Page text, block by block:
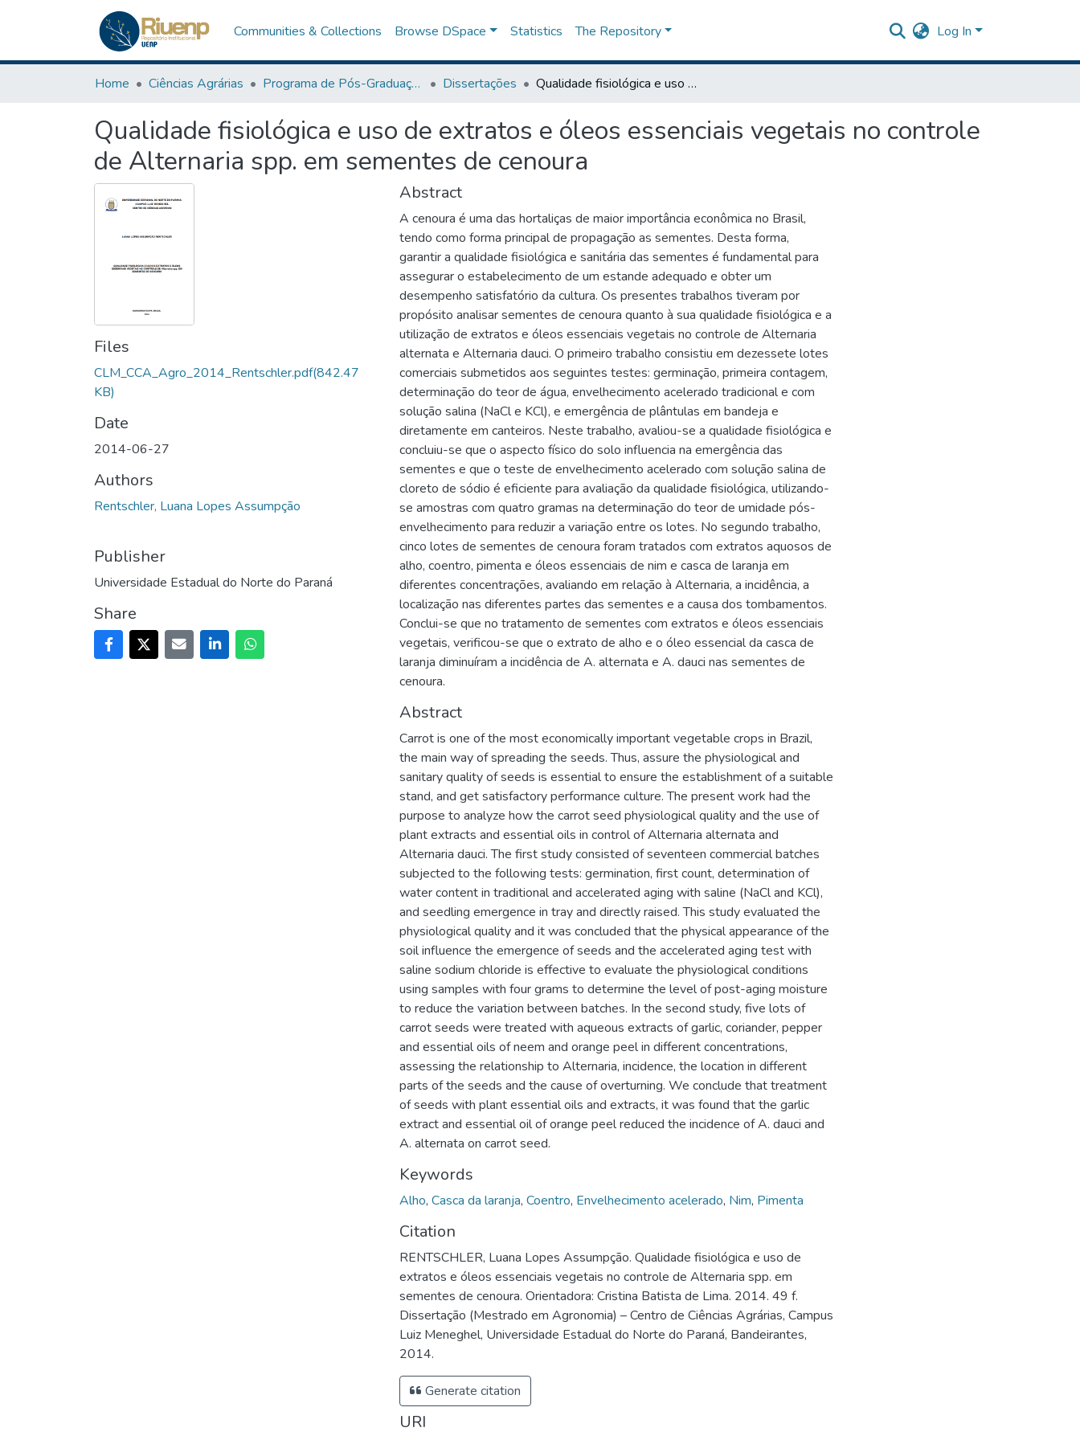
Communities & Collections Browse DSpace Statistics The Repository Log In
Home Ciências Agrárias Programa de Pós-Graduação em Agronomia Dissertações Qualidade fisiológica e uso de extratos e óleos essenciais vegetais no controle de Alternaria spp. em sementes de cenoura
Qualidade fisiológica e uso de extratos e óleos essenciais vegetais no controle
de Alternaria spp. em sementes de cenoura
Files
CLM_CCA_Agro_2014_Rentschler.pdf(842.47
KB)
Date
2014-06-27
Authors
Rentschler, Luana Lopes Assumpção
Publisher
Universidade Estadual do Norte do Paraná
Share
Abstract
A cenoura é uma das hortaliças de maior importância econômica no Brasil,
tendo como forma principal de propagação as sementes. Desta forma,
garantir a qualidade fisiológica e sanitária das sementes é fundamental para
assegurar o estabelecimento de um estande adequado e obter um
desempenho satisfatório da cultura. Os presentes trabalhos tiveram por
propósito analisar sementes de cenoura quanto à sua qualidade fisiológica e a
utilização de extratos e óleos essenciais vegetais no controle de Alternaria
alternata e Alternaria dauci. O primeiro trabalho consistiu em dezessete lotes
comerciais submetidos aos seguintes testes: germinação, primeira contagem,
determinação do teor de água, envelhecimento acelerado tradicional e com
solução salina (NaCl e KCl), e emergência de plântulas em bandeja e
diretamente em canteiros. Neste trabalho, avaliou-se a qualidade fisiológica e
concluiu-se que o aspecto físico do solo influencia na emergência das
sementes e que o teste de envelhecimento acelerado com solução salina de
cloreto de sódio é eficiente para avaliação da qualidade fisiológica, utilizando-
se amostras com quatro gramas na determinação do teor de umidade pós-
envelhecimento para reduzir a variação entre os lotes. No segundo trabalho,
cinco lotes de sementes de cenoura foram tratados com extratos aquosos de
alho, coentro, pimenta e óleos essenciais de nim e casca de laranja em
diferentes concentrações, avaliando em relação à Alternaria, a incidência, a
localização nas diferentes partes das sementes e a causa dos tombamentos.
Conclui-se que no tratamento de sementes com extratos e óleos essenciais
vegetais, verificou-se que o extrato de alho e o óleo essencial da casca de
laranja diminuíram a incidência de A. alternata e A. dauci nas sementes de
cenoura.
Abstract
Carrot is one of the most economically important vegetable crops in Brazil,
the main way of spreading the seeds. Thus, assure the physiological and
sanitary quality of seeds is essential to ensure the establishment of a suitable
stand, and get satisfactory performance culture. The present work had the
purpose to analyze how the carrot seed physiological quality and the use of
plant extracts and essential oils in control of Alternaria alternata and
Alternaria dauci. The first study consisted of seventeen commercial batches
subjected to the following tests: germination, first count, determination of
water content in traditional and accelerated aging with saline (NaCl and KCl),
and seedling emergence in tray and directly raised. This study evaluated the
physiological quality and it was concluded that the physical appearance of the
soil influence the emergence of seeds and the accelerated aging test with
saline sodium chloride is effective to evaluate the physiological conditions
using samples with four grams to determine the level of post-aging moisture
to reduce the variation between batches. In the second study, five lots of
carrot seeds were treated with aqueous extracts of garlic, coriander, pepper
and essential oils of neem and orange peel in different concentrations,
assessing the relationship to Alternaria, incidence, the location in different
parts of the seeds and the cause of overturning. We conclude that treatment
of seeds with plant essential oils and extracts, it was found that the garlic
extract and essential oil of orange peel reduced the incidence of A. dauci and
A. alternata on carrot seed.
Keywords
Alho, Casca da laranja, Coentro, Envelhecimento acelerado, Nim, Pimenta
Citation
RENTSCHLER, Luana Lopes Assumpção. Qualidade fisiológica e uso de
extratos e óleos essenciais vegetais no controle de Alternaria spp. em
sementes de cenoura. Orientadora: Cristina Batista de Lima. 2014. 49 f.
Dissertação (Mestrado em Agronomia) – Centro de Ciências Agrárias, Campus
Luiz Meneghel, Universidade Estadual do Norte do Paraná, Bandeirantes,
2014.
Generate citation
URI